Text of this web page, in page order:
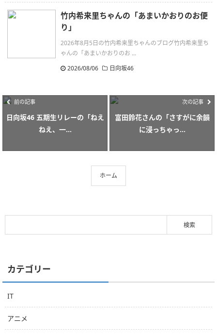
竹内希来里ちゃんの「あまいかおりのお便
り」
2026年8月5日の竹内希来里ちゃんのブログ竹内希来里ち
ゃんの「あまいかおりのお ...
2026/08/06
日向坂46
前の記事
日向坂46 五期生リレーの「ねえ
ねえ、一...
次の記事
富田鈴花さんの「さすがに余韻
に浸っちゃっ...
ホーム
カテゴリー
IT
アニメ